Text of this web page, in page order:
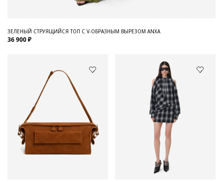
ЗЕЛЕНЫЙ СТРУЯЩИЙСЯ ТОП С V-ОБРАЗНЫМ ВЫРЕЗОМ ANXA
36 900 ₽